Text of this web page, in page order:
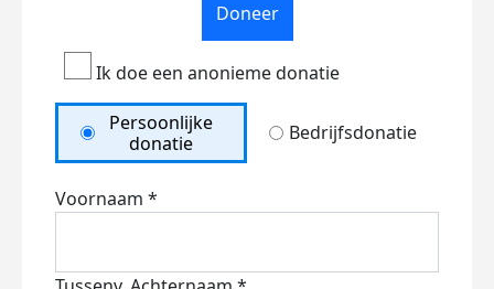
Doneer
Ik doe een anonieme donatie
Persoonlijke
donatie
Bedrijfsdonatie
Voornaam *